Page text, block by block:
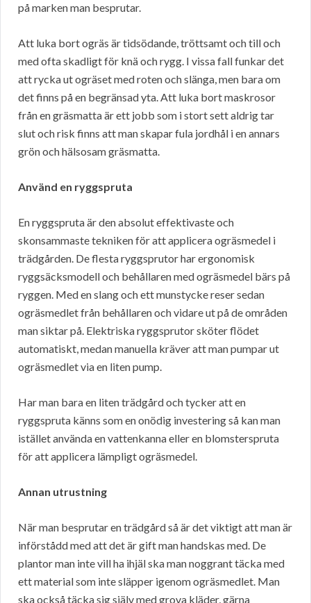
på marken man besprutar.
Att luka bort ogräs är tidsödande, tröttsamt och till och
med ofta skadligt för knä och rygg. I vissa fall funkar det
att rycka ut ogräset med roten och slänga, men bara om
det finns på en begränsad yta. Att luka bort maskrosor
från en gräsmatta är ett jobb som i stort sett aldrig tar
slut och risk finns att man skapar fula jordhål i en annars
grön och hälsosam gräsmatta.
Använd en ryggspruta
En ryggspruta är den absolut effektivaste och
skonsammaste tekniken för att applicera ogräsmedel i
trädgården. De flesta ryggsprutor har ergonomisk
ryggsäcksmodell och behållaren med ogräsmedel bärs på
ryggen. Med en slang och ett munstycke reser sedan
ogräsmedlet från behållaren och vidare ut på de områden
man siktar på. Elektriska ryggsprutor sköter flödet
automatiskt, medan manuella kräver att man pumpar ut
ogräsmedlet via en liten pump.
Har man bara en liten trädgård och tycker att en
ryggspruta känns som en onödig investering så kan man
istället använda en vattenkanna eller en blomsterspruta
för att applicera lämpligt ogräsmedel.
Annan utrustning
När man besprutar en trädgård så är det viktigt att man är
införstådd med att det är gift man handskas med. De
plantor man inte vill ha ihjäl ska man noggrant täcka med
ett material som inte släpper igenom ogräsmedlet. Man
ska också täcka sig själv med grova kläder, gärna